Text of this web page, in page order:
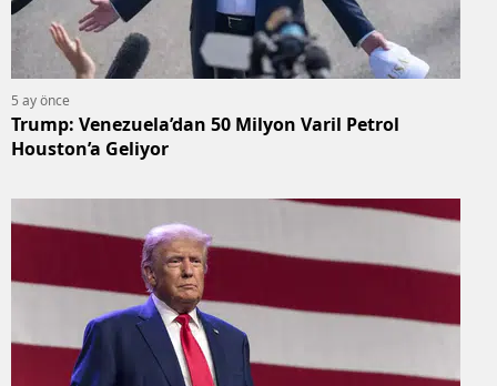
5 ay önce
Trump: Venezuela’dan 50 Milyon Varil Petrol
Houston’a Geliyor